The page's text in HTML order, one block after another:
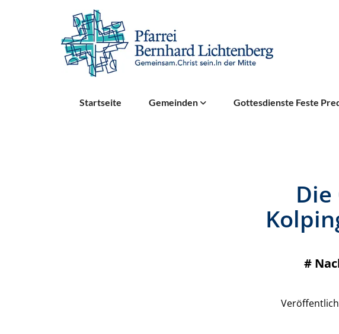
Startseite Gemeinden Gottesdienste Feste
#